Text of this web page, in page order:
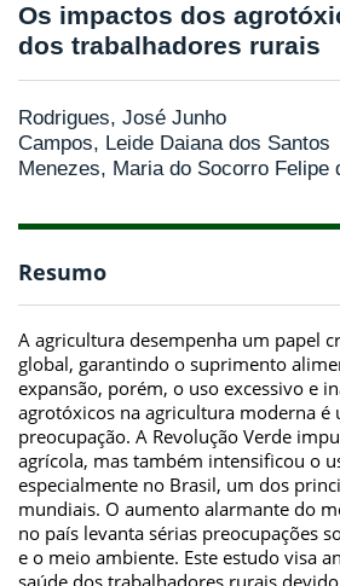
Os impactos dos
dos trabalhadores rurais
Rodrigues, José Junho
Campos, Leide Daiana dos Santos
Menezes, Maria do Socorro Felipe
Resumo
A agricultura desempenha um papel
global, garantindo o suprimento
expansão, porém, o uso excessivo e
agrotóxicos na agricultura moderna é
preocupação. A Revolução Verde
agrícola, mas também intensificou o
especialmente no Brasil, um dos
mundiais. O aumento alarmante do
no país levanta sérias preocupações
e o meio ambiente. Este estudo visa
saúde dos trabalhadores rurais